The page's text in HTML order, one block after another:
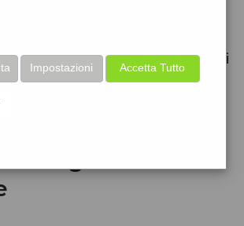
facile da utilizzare pensato
nella creazione di contenuti
ed…Leggi tutto »
e contenuti
Accetta Tutto
Impostazioni